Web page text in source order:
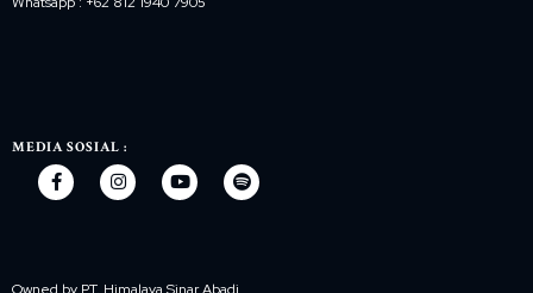
MEDIA SOSIAL :
Owned by PT. Himalaya Sinar Abadi